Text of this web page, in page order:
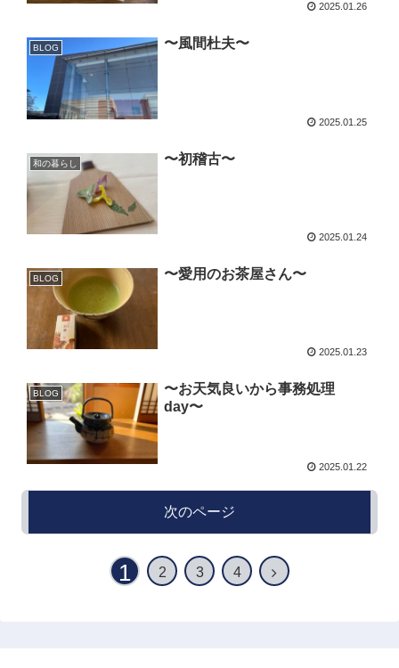
2025.01.26
BLOG 〜風間杜夫〜
2025.01.25
和の暮らし 〜初稽古〜
2025.01.24
BLOG 〜愛用のお茶屋さん〜
2025.01.23
BLOG
〜お天気良いから事務処理
day〜
2025.01.22
次のページ
1 2 3 4